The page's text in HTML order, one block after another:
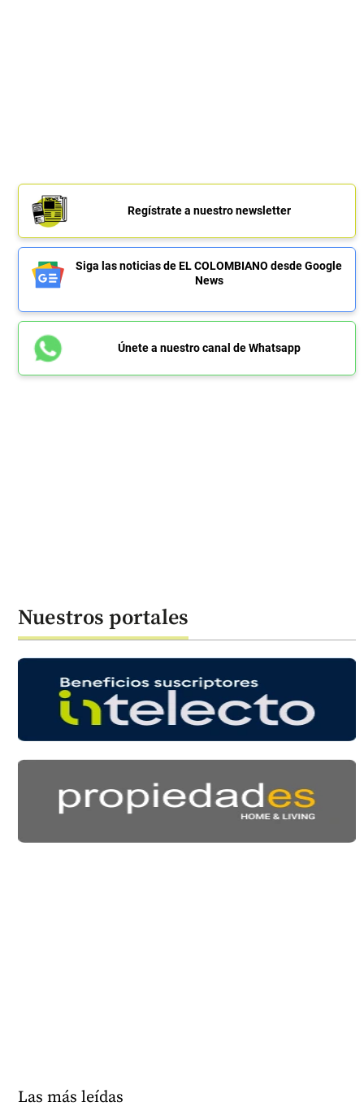
Regístrate a nuestro newsletter
Siga las noticias de EL COLOMBIANO desde Google
News
Únete a nuestro canal de Whatsapp
Nuestros portales
Las más leídas